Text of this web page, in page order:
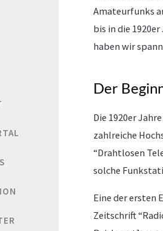
Amateurfunks
bis in die
haben wir
Der
Die 1920er
zahlreiche
“Drahtlosen
solche
Eine der ersten
Zeitschrift